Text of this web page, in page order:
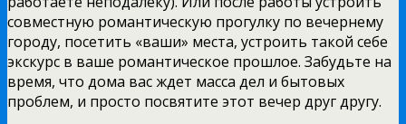
совместную романтическую прогулку по вечернему
городу, посетить «ваши» места, устроить такой себе
экскурс в ваше романтическое прошлое. Забудьте на
время, что дома вас ждет масса дел и бытовых
проблем, и просто посвятите этот вечер друг другу.